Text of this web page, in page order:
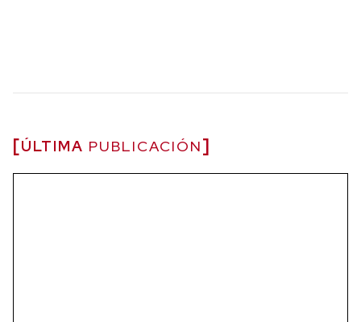
ÚLTIMA PUBLICACIÓN